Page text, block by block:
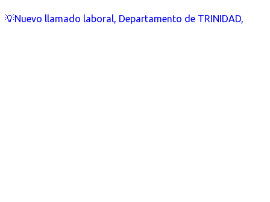
💡Nuevo llamado laboral, Departamento de TRINIDAD,